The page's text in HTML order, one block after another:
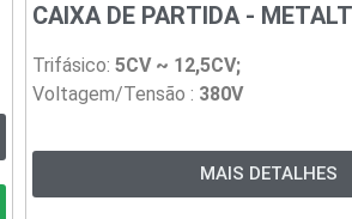
CAIXA DE PARTIDA -
Trifásico: 5CV ~ 12,5CV;
Voltagem/Tensão : 380V
MAIS DETALHES